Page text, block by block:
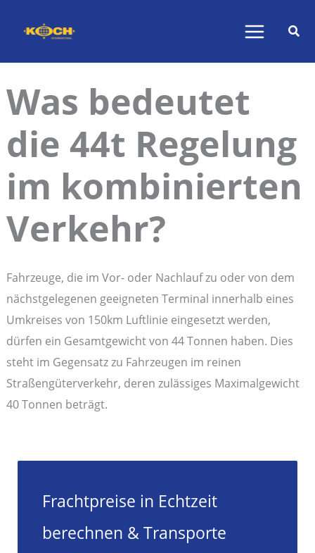
Inhalt
Was bedeutet
die 44t Regelung
im kombinierten
Verkehr?
Fahrzeuge, die im Vor- oder Nachlauf zu oder von dem
nächstgelegenen geeigneten Terminal innerhalb eines
Umkreises von 150km Luftlinie eingesetzt werden,
dürfen ein Gesamtgewicht von 44 Tonnen haben. Dies
steht im Gegensatz zu Fahrzeugen im reinen
Straßengüterverkehr, deren zulässiges Maximalgewicht
40 Tonnen beträgt.
Frachtpreise in Echtzeit
berechnen & Transporte